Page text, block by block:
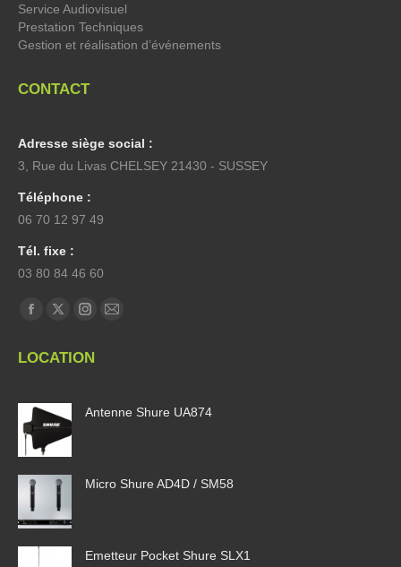
Service Audiovisuel
Prestation Techniques
Gestion et réalisation d’événements
CONTACT
Adresse siège social :
3, Rue du Livas CHELSEY 21430 - SUSSEY
Téléphone :
06 70 12 97 49
Tél. fixe :
03 80 84 46 60
Trouvez nous sur :
La
Facebook
dans
une
nouvelle
fenêtre
La
X
dans
une
nouvelle
fenêtre
La
Instagram
dans
fenêtre
La
s'ouvre
nouvelle
LOCATION
Antenne Shure UA874
Micro Shure AD4D / SM58
Emetteur Pocket Shure SLX1